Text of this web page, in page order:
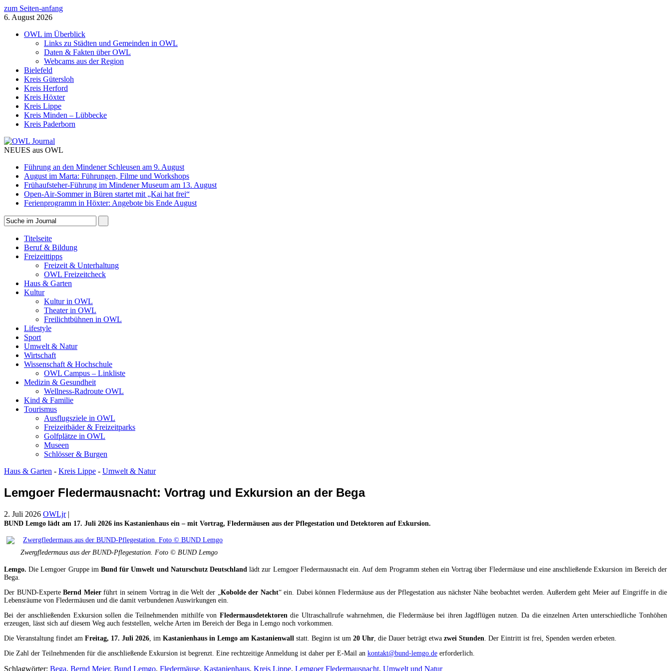
zum Seiten-anfang
6. August 2026
OWL im Überblick
Links zu Städten und Gemeinden in OWL
Daten & Fakten über OWL
Webcams aus der Region
Bielefeld
Kreis Gütersloh
Kreis Herford
Kreis Höxter
Kreis Lippe
Kreis Minden – Lübbecke
Kreis Paderborn
NEUES aus OWL
Führung an den Mindener Schleusen am 9. August
August im Marta: Führungen, Filme und Workshops
Frühaufsteher-Führung im Mindener Museum am 13. August
Open-Air-Sommer in Büren startet mit „Kai hat frei“
Ferienprogramm in Höxter: Angebote bis Ende August
Titelseite
Beruf & Bildung
Freizeittipps
Freizeit & Unterhaltung
OWL Freizeitcheck
Haus & Garten
Kultur
Kultur in OWL
Theater in OWL
Freilichtbühnen in OWL
Lifestyle
Sport
Umwelt & Natur
Wirtschaft
Wissenschaft & Hochschule
OWL Campus – Linkliste
Medizin & Gesundheit
Wellness-Radroute OWL
Kind & Familie
Tourismus
Ausflugsziele in OWL
Freizeitbäder & Freizeitparks
Golfplätze in OWL
Museen
Schlösser & Burgen
Haus & Garten - Kreis Lippe - Umwelt & Natur
Lemgoer Fledermausnacht: Vortrag und Exkursion an der Bega
2. Juli 2026 OWLjr |
BUND Lemgo lädt am 17. Juli 2026 ins Kastanienhaus ein – mit Vortrag, Fledermäusen aus der Pflegestation und Detektoren auf Exkursion.
Zwergfledermaus aus der BUND-Pflegestation. Foto © BUND Lemgo
Lemgo. Die Lemgoer Gruppe im Bund für Umwelt und Naturschutz Deutschland lädt zur Lemgoer Fledermausnacht ein. Auf dem Programm stehen ein Vortrag über Fledermäuse und eine anschließende Exkursion im Bereich der
Bega.
Der BUND-ExperteBernd Meierführt in seinem Vortrag in die Welt der „Kobolde der Nacht“ ein. Dabei können Fledermäuse aus der Pflegestation aus nächster Nähe beobachtet werden. Außerdem geht Meier auf Eingriffe in die
Lebensräume von Fledermäusen und die damit verbundenen Auswirkungen ein.
Bei der anschließenden Exkursion sollen die Teilnehmenden mithilfe von Fledermausdetektorendie Ultraschallrufe wahrnehmen, die Fledermäuse bei ihren Jagdflügen nutzen. Da die einzelnen Arten unterschiedliche Tonhöhen
erzeugen, lässt sich auf diesem Weg auch feststellen, welche Arten im Bereich der Bega in Lemgo noch vorkommen.
Die Veranstaltung findet am Freitag, 17. Juli 2026, im Kastanienhaus in Lemgo am Kastanienwall statt. Beginn ist um 20 Uhr, die Dauer beträgt etwa zwei Stunden. Der Eintritt ist frei, Spenden werden erbeten.
Die Zahl der Teilnehmenden für die anschließende Exkursion ist begrenzt. Eine rechtzeitige Anmeldung ist daher per E-Mail an kontakt@bund-lemgo.de erforderlich.
Schlagwörter: Bega, Bernd Meier, Bund Lemgo, Fledermäuse, Kastanienhaus, Kreis Lippe, Lemgoer Fledermausnacht, Umwelt und Natur